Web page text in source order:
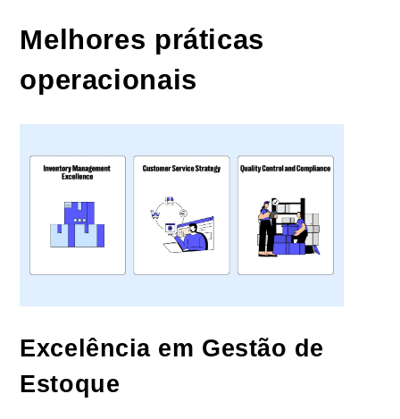
Melhores práticas
operacionais
Excelência em Gestão de
Estoque